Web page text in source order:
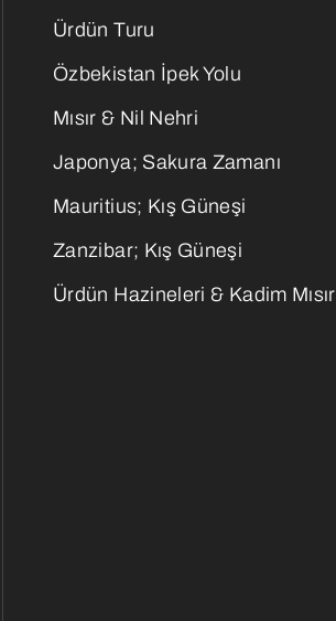
Ürdün Turu
Özbekistan İpek Yolu
Mısır & Nil Nehri
Japonya; Sakura Zamanı
Mauritius; Kış Güneşi
Zanzibar; Kış Güneşi
Ürdün Hazineleri & Kadim Mısır